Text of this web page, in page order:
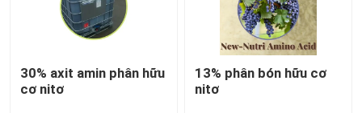
30% axit amin phân hữu
cơ nitơ
13% phân bón hữu cơ
nitơ